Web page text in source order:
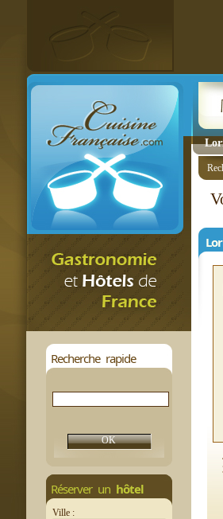
Recherche rapide
Réserver un hôtel
Ville :